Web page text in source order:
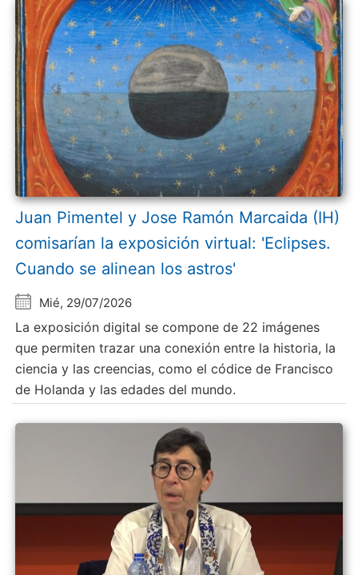
Juan Pimentel y Jose Ramón Marcaida (IH)
comisarían la exposición virtual: 'Eclipses.
Cuando se alinean los astros'
Mié, 29/07/2026
La exposición digital se compone de 22 imágenes
que permiten trazar una conexión entre la historia, la
ciencia y las creencias, como el códice de Francisco
de Holanda y las edades del mundo.